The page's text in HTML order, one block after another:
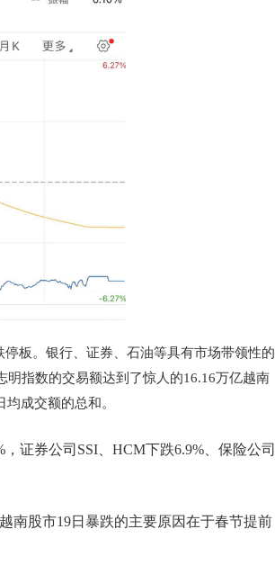
板。银行、证券、石油等具有市场带领性的
明指数的交易额达到了惊人的16.16万亿越南
成交额的总和。
证券公司SSI、HCM下跌6.9%、保险公司
南股市19日暴跌的主要原因在于春节提前